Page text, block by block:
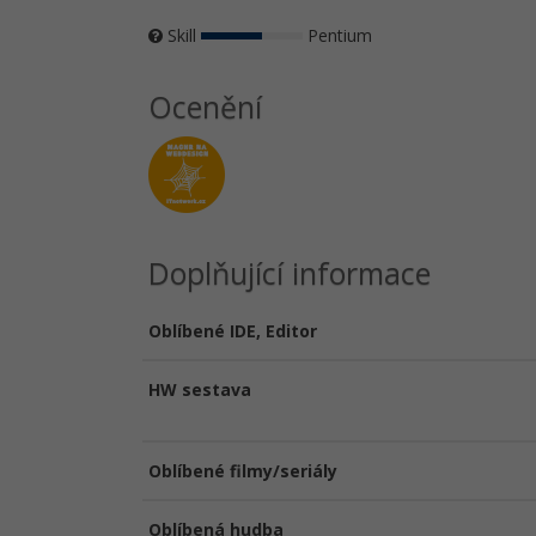
Skill Pentium
Ocenění
Doplňující informace
Oblíbené IDE, Editor
HW sestava
Oblíbené filmy/seriály
Oblíbená hudba